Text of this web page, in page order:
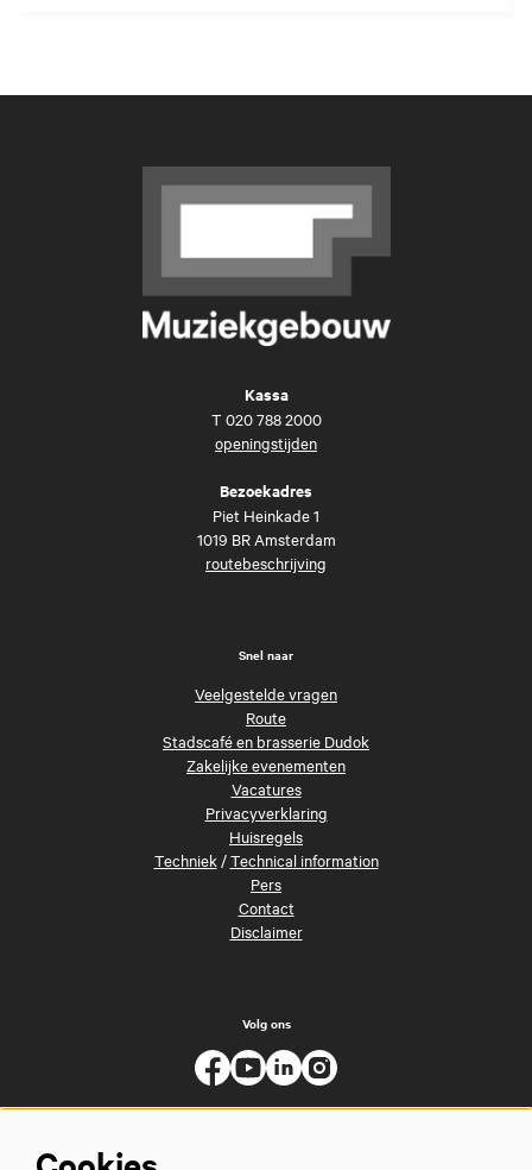
Kassa
T 020 788 2000
openingstijden
Bezoekadres
Piet Heinkade 1
1019 BR Amsterdam
routebeschrijving
Snel naar
Veelgestelde vragen
Route
Stadscafé en brasserie Dudok
Zakelijke evenementen
Vacatures
Privacyverklaring
Huisregels
Techniek/Technical information
Pers
Contact
Disclaimer
Volg ons